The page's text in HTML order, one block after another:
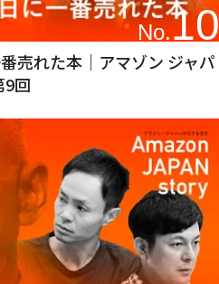
No.10
売れた本｜アマゾン ジャパ
9回